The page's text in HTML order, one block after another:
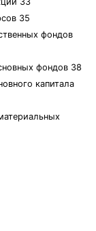
35
фондов
фондов 38
капитала